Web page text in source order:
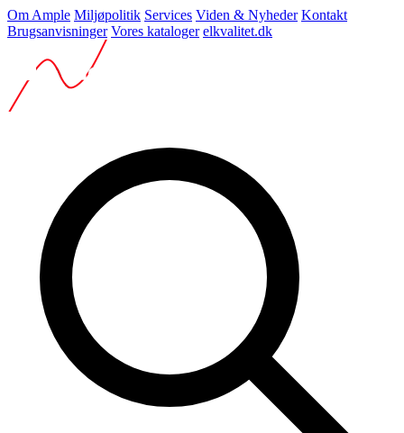
Om Ample Miljøpolitik Services Viden & Nyheder Kontakt
Brugsanvisninger Vores kataloger elkvalitet.dk